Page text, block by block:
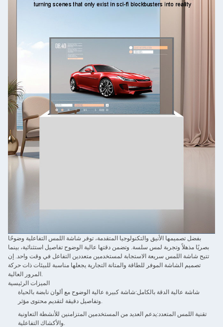
بفضل تصميمها الأنيق والتكنولوجيا المتقدمة، توفر شاشة اللمس التفاعلية وضوحًا
بصريًا مذهلاً وتجربة لمس سلسة. وتضمن دقتها عالية الوضوح تفاصيل استثنائية، بينما
تتيح شاشة اللمس سريعة الاستجابة لمستخدمين متعددين التفاعل في وقت واحد. إن
تصميم الشاشة الموفر للطاقة والمتانة التجارية يجعلها مناسبة للبيئات ذات حركة
الميزات الرئيسية
شاشة عالية الدقة بالكامل:شاشة كبيرة عالية الوضوح مع ألوان نابضة بالحياة
تقنية اللمس المتعدد:يدعم العديد من المستخدمين المتزامنين للأنشطة التعاونية